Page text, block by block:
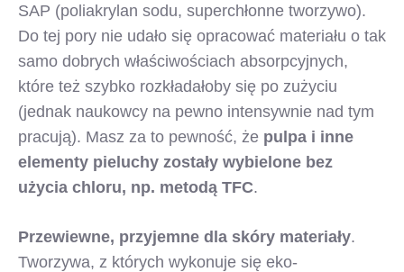
SAP (poliakrylan sodu, superchłonne tworzywo).
Do tej pory nie udało się opracować materiału o tak
samo dobrych właściwościach absorpcyjnych,
które też szybko rozkładałoby się po zużyciu
(jednak naukowcy na pewno intensywnie nad tym
pracują). Masz za to pewność, że pulpa i inne
elementy pieluchy zostały wybielone bez
użycia chloru, np. metodą TFC.
Przewiewne, przyjemne dla skóry materiały.
Tworzywa, z których wykonuje się eko-